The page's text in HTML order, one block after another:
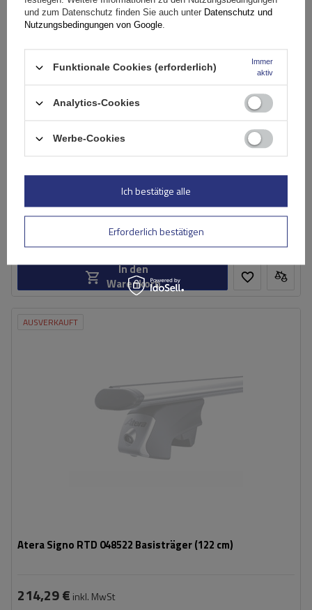
329,09 €inkl. MwSt
In den
Warenkorb
AUSVERKAUFT
Atera Signo RTD 048522 Basisträger (122 cm)
214,29 € inkl. MwSt
und zum Datenschutz finden Sie auch unter Datenschutz und
Nutzungsbedingungen von Google.
Funktionale Cookies (erforderlich)
Immer
aktiv
Analytics-Cookies
Werbe-Cookies
Erforderlich bestätigen
Ich bestätige alle